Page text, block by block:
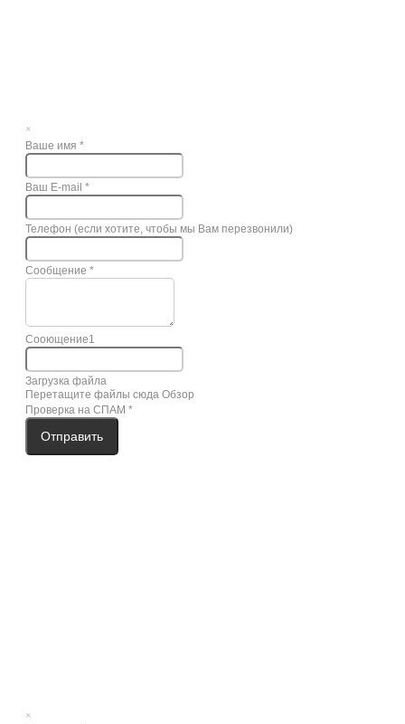
×
Ваше имя *
Ваш E-mail *
Телефон (если хотите, чтобы мы Вам перезвонили)
Сообщение *
Сооющение1
Загрузка файла
Перетащите файлы сюда Обзор
Проверка на СПАМ *
Отправить
×